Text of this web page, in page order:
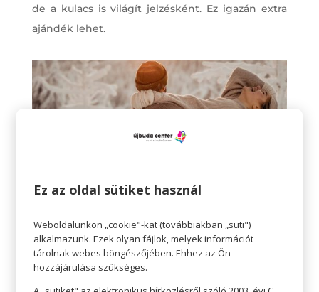
de a kulacs is világít jelzésként. Ez igazán extra
ajándék lehet.
Hordozható
Ez az oldal sütiket használ
Weboldalunkon „cookie"-kat (továbbiakban „süti")
alkalmazunk. Ezek olyan fájlok, melyek információt
tárolnak webes böngészőjében. Ehhez az Ön
hozzájárulása szükséges.